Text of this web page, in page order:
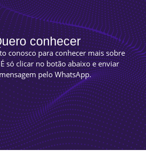
conhecer
conosco para conhecer mais sobre
só clicar no botão abaixo e enviar
pelo WhatsApp.